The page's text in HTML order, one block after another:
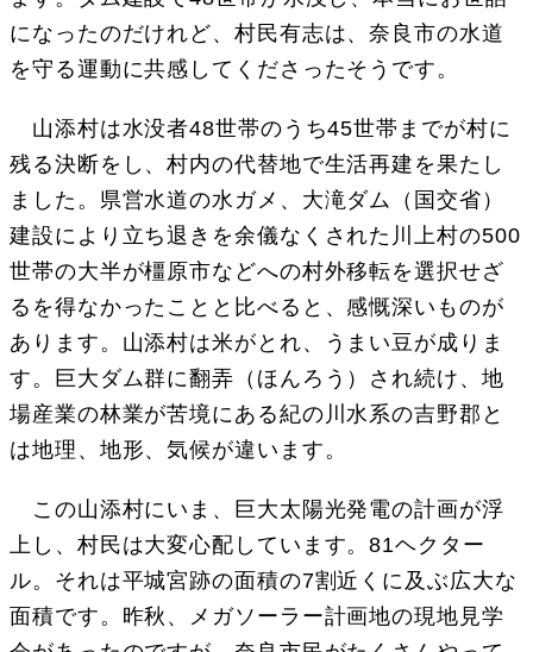
になったのだけれど、村民有志は、奈良市の水道
を守る運動に共感してくださったそうです。
山添村は水没者48世帯のうち45世帯までが村に
残る決断をし、村内の代替地で生活再建を果たし
ました。県営水道の水ガメ、大滝ダム（国交省）
建設により立ち退きを余儀なくされた川上村の500
世帯の大半が橿原市などへの村外移転を選択せざ
るを得なかったことと比べると、感慨深いものが
あります。山添村は米がとれ、うまい豆が成りま
す。巨大ダム群に翻弄（ほんろう）され続け、地
場産業の林業が苦境にある紀の川水系の吉野郡と
は地理、地形、気候が違います。
この山添村にいま、巨大太陽光発電の計画が浮
上し、村民は大変心配しています。81ヘクター
ル。それは平城宮跡の面積の7割近くに及ぶ広大な
面積です。昨秋、メガソーラー計画地の現地見学